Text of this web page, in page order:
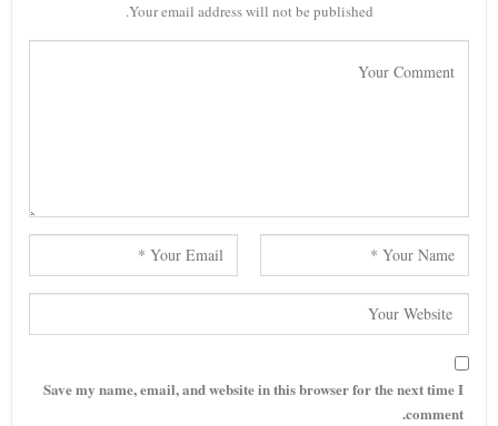
Your email address will not be published.
Save my name, email, and website in this browser for the next time I
comment.